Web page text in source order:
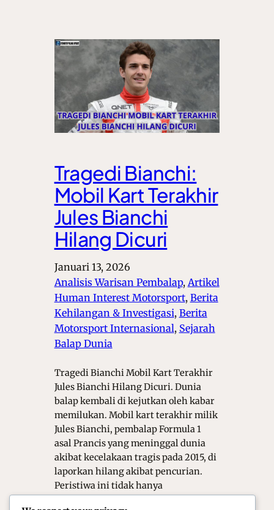
Tragedi Bianchi:
Mobil Kart Terakhir
Jules Bianchi
Hilang Dicuri
Januari 13, 2026
Analisis Warisan Pembalap, Artikel
Human Interest Motorsport, Berita
Kehilangan & Investigasi, Berita
Motorsport Internasional, Sejarah
Balap Dunia
Tragedi Bianchi Mobil Kart Terakhir
Jules Bianchi Hilang Dicuri. Dunia
balap kembali di kejutkan oleh kabar
memilukan. Mobil kart terakhir milik
Jules Bianchi, pembalap Formula 1
asal Prancis yang meninggal dunia
akibat kecelakaan tragis pada 2015, di
laporkan hilang akibat pencurian.
Peristiwa ini tidak hanya